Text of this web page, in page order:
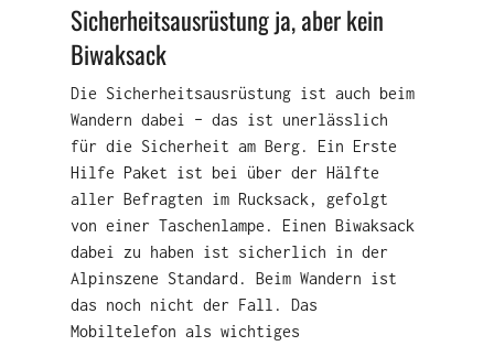
Sicherheitsausrüstung ja, aber kein
Biwaksack
Die Sicherheitsausrüstung ist auch beim
Wandern dabei – das ist unerlässlich
für die Sicherheit am Berg. Ein Erste
Hilfe Paket ist bei über der Hälfte
aller Befragten im Rucksack, gefolgt
von einer Taschenlampe. Einen Biwaksack
dabei zu haben ist sicherlich in der
Alpinszene Standard. Beim Wandern ist
das noch nicht der Fall. Das
Mobiltelefon als wichtiges